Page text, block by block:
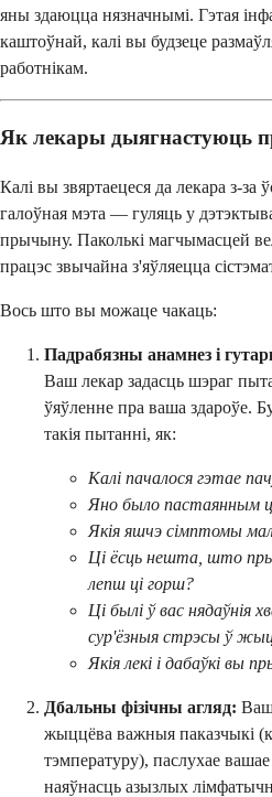
яны здаюцца нязначнымі. Гэтая
каштоўнай, калі вы будзеце
работнікам.
Як лекары дыягнастуюць
Калі вы звяртаецеся да лекара з-за
галоўная мэта — гуляць у
прычыну. Паколькі магчымасцей
працэс звычайна з'яўляецца
Вось што вы можаце чакаць:
Падрабязны анамнез і
Ваш лекар задасць шэраг
ўяўленне пра ваша здароўе.
такія пытанні, як:
Калі пачалося гэтае
Яно было пастаянным ці
Якія яшчэ сімптомы
Ці ёсць нешта, што
лепш ці горш?
Ці былі ў вас
сур'ёзныя стрэсы ў
Якія лекі і дабаўкі вы
Дбальны фізічны агляд:
жыццёва важныя паказчыкі
тэмпературу), паслухае
наяўнасць азызлых